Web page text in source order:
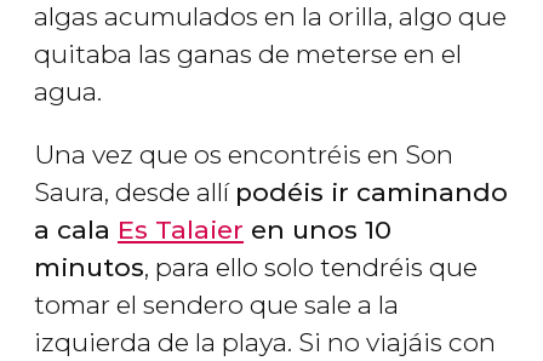
algas acumulados en la orilla, algo que
quitaba las ganas de meterse en el
agua.
Una vez que os encontréis en Son
Saura, desde allí podéis ir caminando
a cala Es Talaier en unos 10
minutos, para ello solo tendréis que
tomar el sendero que sale a la
izquierda de la playa. Si no viajáis con